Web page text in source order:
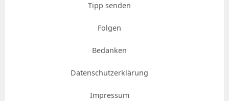
Tipp senden
Folgen
Bedanken
Datenschutzerklärung
Impressum